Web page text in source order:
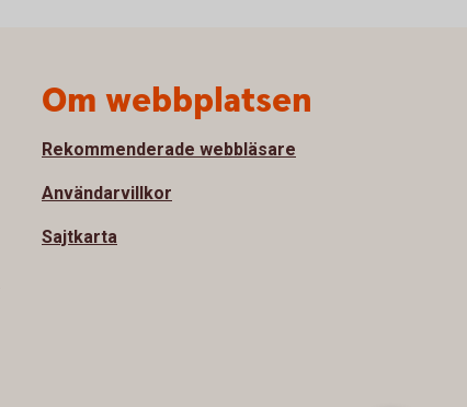
Om webbplatsen
Rekommenderade webbläsare
Användarvillkor
Sajtkarta